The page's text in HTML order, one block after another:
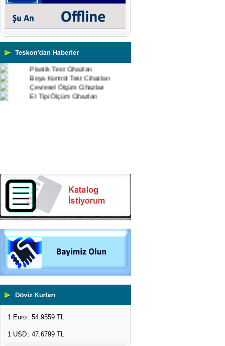
Profil Projektörler
Video Ölçüm Sistemleri
3 Boyutlu Ölçüm Cihazları
Beton Test Cihazları
Impact Test Cihazları
Boya Kontrol Test Cihazları
Çevresel Ölçüm Cihazları
El Tipi Ölçüm Cihazları
1 Euro : 54.9559 TL
1 USD : 47.6799 TL